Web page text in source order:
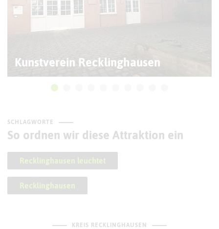
Kunstverein Recklinghausen
SCHLAGWORTE
So ordnen wir diese Attraktion ein
Recklinghausen leuchtet
Recklinghausen
KREIS RECKLINGHAUSEN